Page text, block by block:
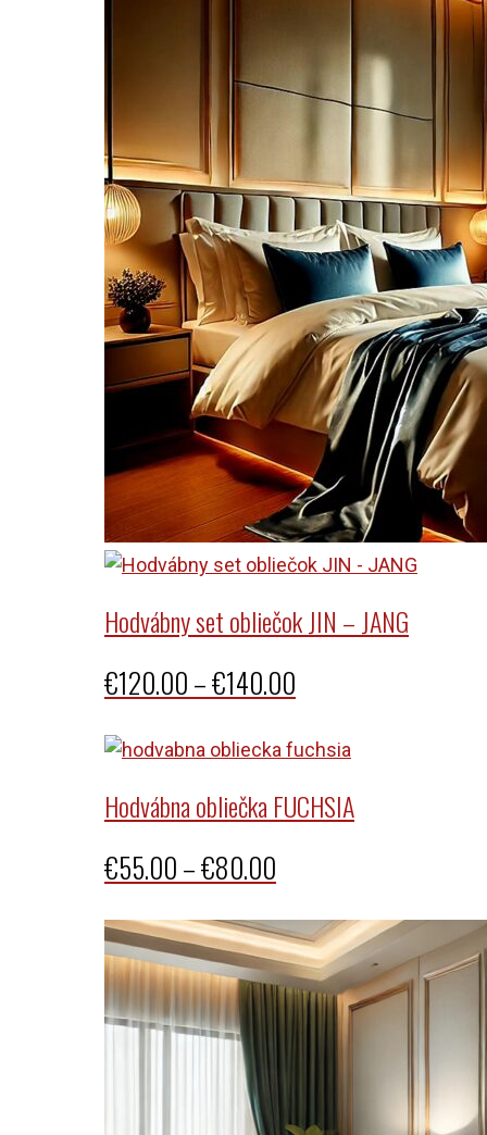
Hodvábny set obliečok JIN – JANG
€120.00–€140.00
€120.00
through
Hodvábna obliečka FUCHSIA
€55.00–€80.00
€55.00
through
€80.00